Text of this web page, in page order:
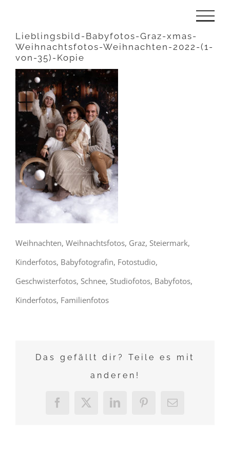
springen
Lieblingsbild-Babyfotos-Graz-xmas-
Weihnachtsfotos-Weihnachten-2022-(1-
von-35)-Kopie
Weihnachten, Weihnachtsfotos, Graz, Steiermark,
Kinderfotos, Babyfotografin, Fotostudio,
Geschwisterfotos, Schnee, Studiofotos, Babyfotos,
Kinderfotos, Familienfotos
Das gefällt dir? Teile es mit
anderen!
Facebook
X LinkedInPinterest
E-